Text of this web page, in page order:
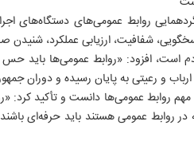
روابط‌ عمومی‌های دستگاه‌های
شفافیت، ارزیابی عملکرد، شنیدن
است، افزود: «روابط عمومی‌ها باید
و رعیتی به پایان رسیده و دوران
روابط عمومی‌ها دانست و تأکید کرد:
در روابط عمومی هستند باید حرفه‌ای